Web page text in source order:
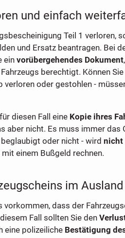
und einfach
Teil 1 verloren,
und Ersatz beantragen. Bei
ein vorübergehendes Dokument
berechtigt. Können
verloren oder gestohlen -
diesen Fall eine Kopie ihres
aber nicht. Es muss immer das
oder nicht - wird nicht
einem Bußgeld rechnen.
im Ausland
vorkommen, dass der
Fall sollten Sie den
eine polizeiliche Bestätigung